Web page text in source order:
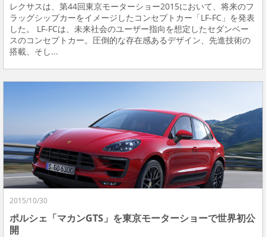
レクサスは、第44回東京モーターショー2015において、将来のフ
ラッグシップカーをイメージしたコンセプトカー「LF-FC」を発表
した。 LF-FCは、未来社会のユーザー指向を想定したセダンベー
スのコンセプトカー。圧倒的な存在感あるデザイン、先進技術の
搭載、そし...
2015/10/30
ポルシェ「マカンGTS」を東京モーターショーで世界初公
開